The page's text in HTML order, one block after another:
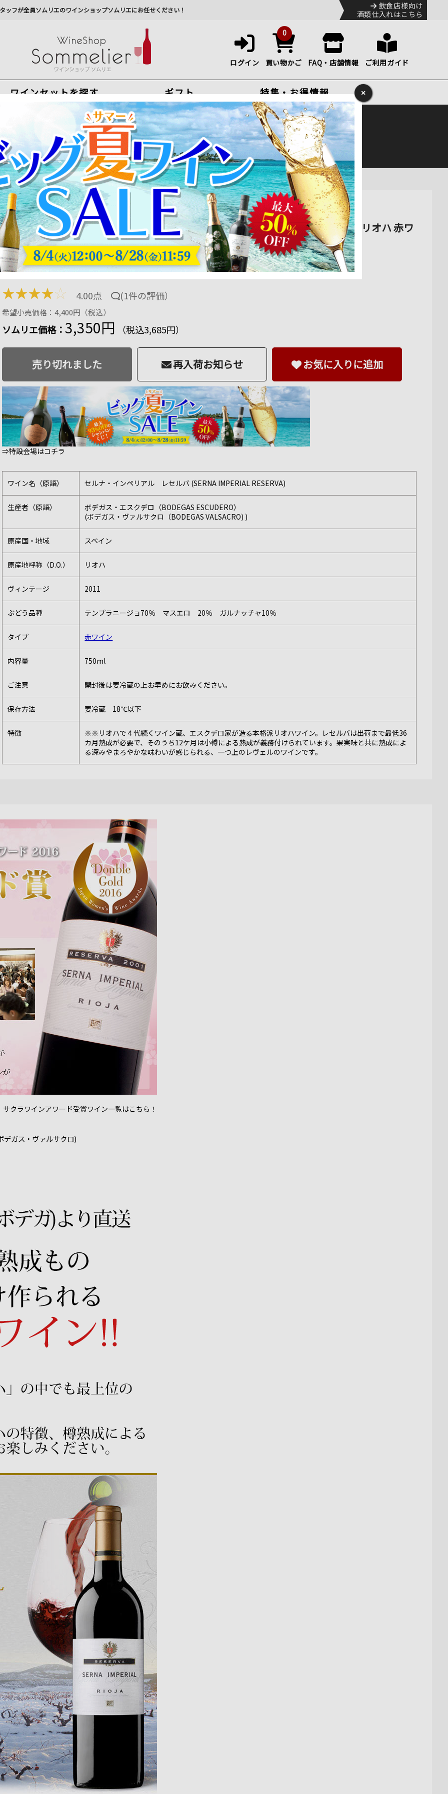
ッフが全員ソムリエのワインショップソムリエにお任せください！
飲食店様向け
酒類仕入れはこちら
ログイン
0
買い物かご FAQ・店舗情報 ご利用ガイド
ワインセットを探す ギフト 特集・お得情報
今から注文で最短8月9日(日)出荷
新の出荷スケジュールについてはこちらをクリック
への配送に遅れが生じております。最新情報は佐川急便のHPをご確認下さい。
インペリアル・レセルヴァ エスクデロ 2011年 スペイン ラ・リオハ 赤ワイン フルボディ 750ml通販
ダブルゴールド受賞！秘蔵熟成赤！
セルナ・インペリアル・レセルヴァ ボデガス・エスクデロ 2011年 スペイン ラ・リオハ 赤ワ
イン フルボディ 750ml
商品番号：2101140000276
品切 33 ポイント進呈 16%OFF
★★★★☆ 4.00点 (1件の評価）
希望小売価格：4,400円（税込）
ソムリエ価格：3,350円 （税込3,685円）
売り切れました 再入荷お知らせ お気に入りに追加
⇒特設会場はコチラ
ワイン名（原語） セルナ・インペリアル レセルバ (SERNA IMPERIAL RESERVA)
生産者（原語）
ボデガス・エスクデロ（BODEGAS ESCUDERO）
(ボデガス・ヴァルサクロ（BODEGAS VALSACRO) )
原産国・地域 スペイン
原産地呼称（D.O.） リオハ
ヴィンテージ 2011
ぶどう品種 テンプラニージョ70％ マスエロ 20％ ガルナッチャ10％
タイプ 赤ワイン
内容量 750ml
ご注意 開封後は要冷蔵の上お早めにお飲みください。
保存方法 要冷蔵 18℃以下
特徴
※※リオハで４代続くワイン蔵、エスクデロ家が造る本格派リオハワイン。レセルバは出荷まで最低36
カ月熟成が必要で、そのうち12ケ月は小樽による熟成が義務付けられています。果実味と共に熟成によ
る深みやまろやかな味わいが感じられる、一つ上のレヴェルのワインです。
クラワインアワード受賞ワイン一覧はこちら！
ガス・ヴァルサクロ)
×